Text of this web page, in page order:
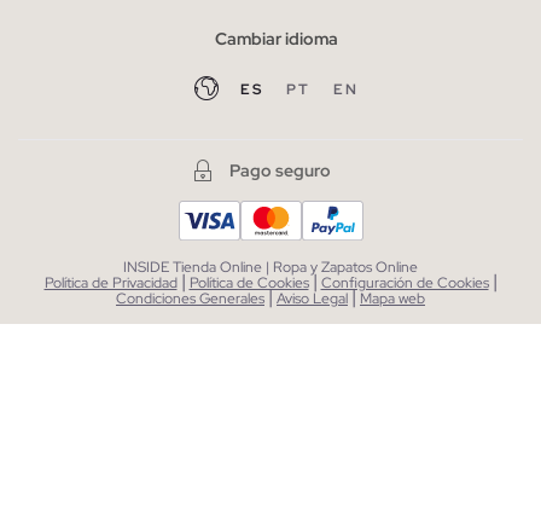
Cambiar idioma
ES PT EN
Pago seguro
INSIDE Tienda Online | Ropa y Zapatos Online
Política de Privacidad | Política de Cookies| Configuración de Cookies |
Condiciones Generales|Aviso Legal| Mapa web